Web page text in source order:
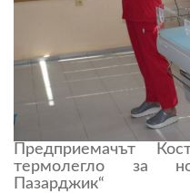
Предприемачът
термолегло за
Пазарджик“